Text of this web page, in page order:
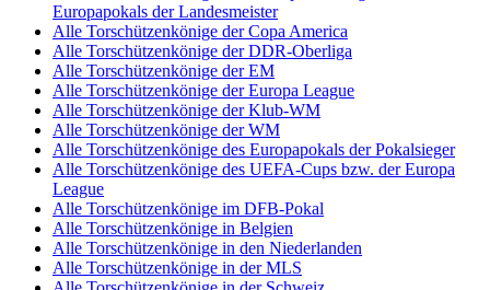
Europapokals der Landesmeister
Alle Torschützenkönige der Copa America
Alle Torschützenkönige der DDR-Oberliga
Alle Torschützenkönige der EM
Alle Torschützenkönige der Europa League
Alle Torschützenkönige der Klub-WM
Alle Torschützenkönige der WM
Alle Torschützenkönige des Europapokals der Pokalsieger
Alle Torschützenkönige des UEFA-Cups bzw. der Europa
League
Alle Torschützenkönige im DFB-Pokal
Alle Torschützenkönige in Belgien
Alle Torschützenkönige in den Niederlanden
Alle Torschützenkönige in der MLS